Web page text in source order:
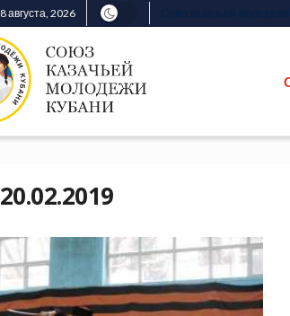
8 августа, 2026
20.02.2019